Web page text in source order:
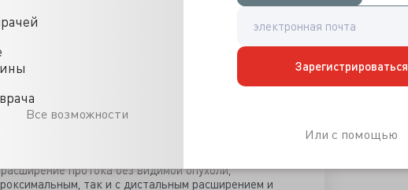
Все возможности
Зарегистрироваться
Или с помощью
того, что она расположена в желчных протоках и
злокачественной трансформации, поскольку 40%–
клетки.
(камни в печеночных протоках), клонорхоз
первичный склерозирующий холангит, кисты холедоха,
синдром Гарднера. Средний возраст при поступлении
мужчин и женщин 2:1. Симптомы включают
и желтуху.
от размера и морфологии внутрипротокового
и расположения опухоли. Существует 4
образование с проксимальным
протока без видимой опухоли,
так и с дистальным расширением и